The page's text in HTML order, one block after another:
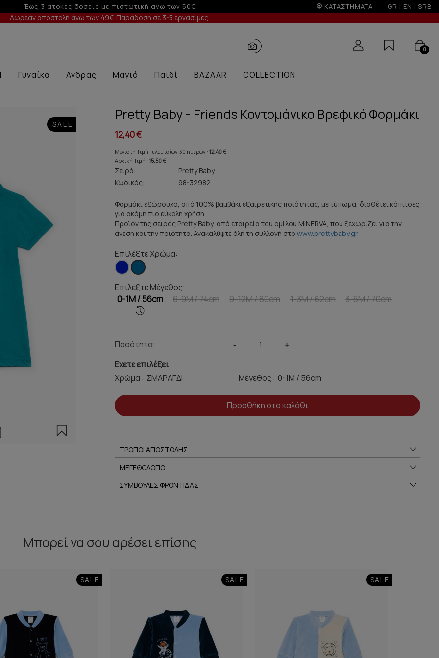
-5% σε παραγγελίες άνω των 200€ σε περίοδο εκπτώσεων ΚΑΤΑΣΤΗΜΑΤΑ GR | EN | SRB
Δωρεάν αποστολή άνω των 49€. Παράδοση σε 3-5 εργάσιμες.
0
Γυναίκα Ανδρας Μαγιό Παιδί BAZAAR COLLECTION
SALE
Pretty Baby - Friends Κοντομάνικο Βρεφικό Φορμάκι
12,40 €
Μέγιστη Τιμή Τελευταίων 30 ημερών : 12,40 €
Αρχική Τιμή : 15,50 €
Σειρά:
Pretty Baby
Κωδικός:
98-32982
Φορμάκι εξώρουχο, από 100% βαμβάκι εξαιρετικής ποιότητας, με τύπωμα, διαθέτει κόπιτσες
για ακόμη πιο εύκολη χρήση.
Προϊόν της σειράς Pretty Baby, από εταιρεία του ομίλου MINERVA, που ξεχωρίζει για την
άνεση και την ποιότητα. Ανακαλύψτε όλη τη συλλογή στο www.prettybaby.gr.
Επιλέξτε Χρώμα:
Επιλέξτε Μέγεθος:
0-1Μ / 56cm 6-9M / 74cm 9-12M / 80cm 1-3M / 62cm 3-6M / 70cm
Ποσότητα: - +
Εχετε επιλέξει
Χρώμα :
Μέγεθος :
Προσθήκη στο καλάθι
ΤΡΟΠΟΙ ΑΠΟΣΤΟΛΗΣ
ΜΕΓΕΘΟΛΟΓΙΟ
ΣΥΜΒΟΥΛΕΣ ΦΡΟΝΤΙΔΑΣ
Μπορεί να σου αρέσει επίσης
SALE SALE SALE